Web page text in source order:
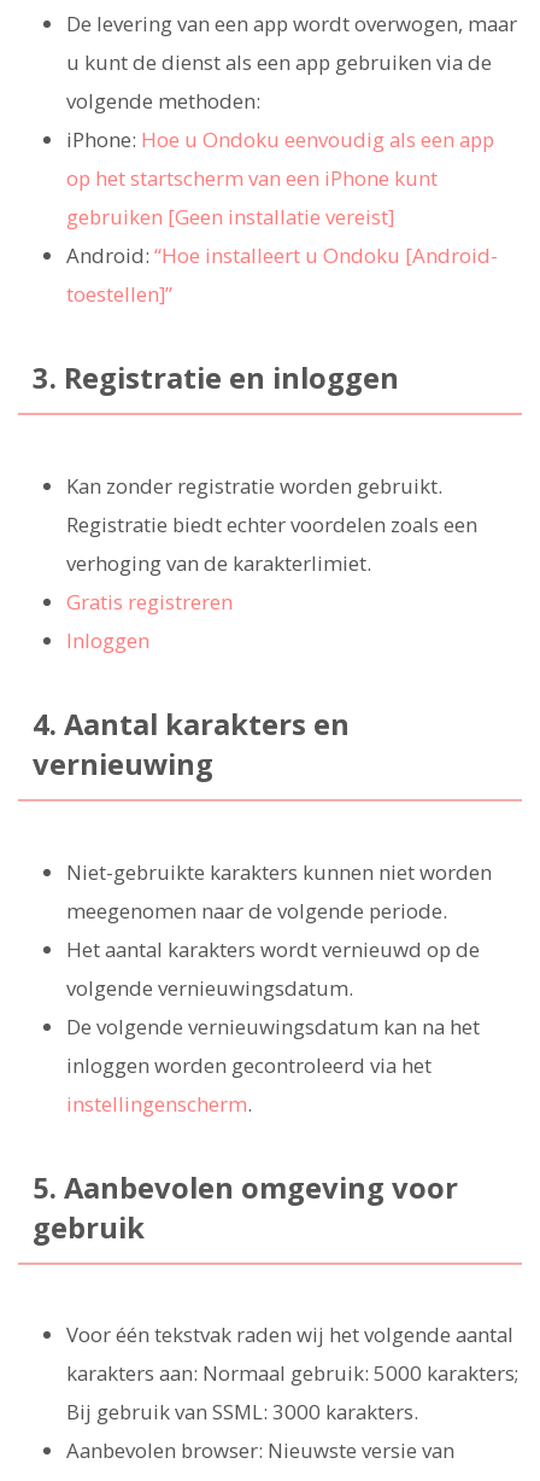
De levering van een app wordt overwogen, maar
u kunt de dienst als een app gebruiken via de
volgende methoden:
iPhone: Hoe u Ondoku eenvoudig als een app
op het startscherm van een iPhone kunt
gebruiken [Geen installatie vereist]
Android: “Hoe installeert u Ondoku [Android-
toestellen]”
3. Registratie en inloggen
Kan zonder registratie worden gebruikt.
Registratie biedt echter voordelen zoals een
verhoging van de karakterlimiet.
Gratis registreren
Inloggen
4. Aantal karakters en
vernieuwing
Niet-gebruikte karakters kunnen niet worden
meegenomen naar de volgende periode.
Het aantal karakters wordt vernieuwd op de
volgende vernieuwingsdatum.
De volgende vernieuwingsdatum kan na het
inloggen worden gecontroleerd via het
instellingenscherm.
5. Aanbevolen omgeving voor
gebruik
Voor één tekstvak raden wij het volgende aantal
karakters aan: Normaal gebruik: 5000 karakters;
Bij gebruik van SSML: 3000 karakters.
Aanbevolen browser: Nieuwste versie van